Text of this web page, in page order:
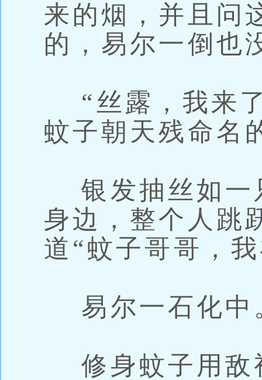
来的烟，并且问
的，易尔一倒也
“丝露，我来
蚊子朝天残命名
银发抽丝如一
身边，整个人跳
道“蚊子哥哥，
易尔一石化中
修身蚊子用敌